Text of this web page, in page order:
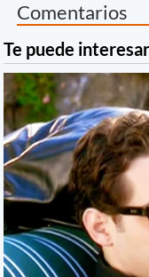
Comentarios